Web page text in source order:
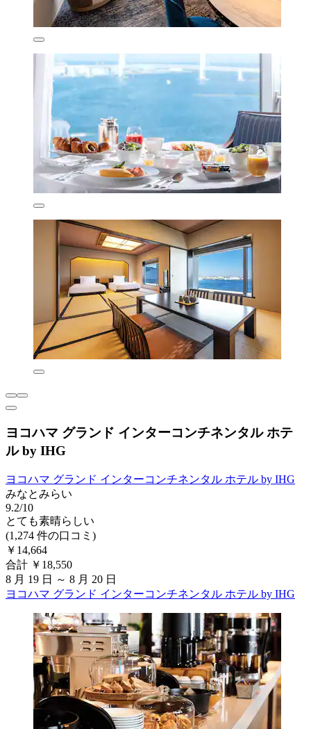
ヨコハマ グランド インターコンチネンタル ホテ
ル by IHG
ヨコハマ グランド インターコンチネンタル ホテル by IHG
みなとみらい
9.2/10
とても素晴らしい
(1,274 件の口コミ)
￥14,664
合計 ￥18,550
8 月 19 日 ～ 8 月 20 日
ヨコハマ グランド インターコンチネンタル ホテル by IHG